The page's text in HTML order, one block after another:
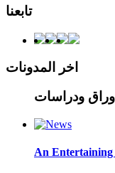
تابعنا
اخر المدونات
اوراق ودراسات
An